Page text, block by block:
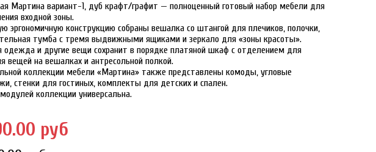
Мартина вариант-1, дуб крафт/графит — полноценный готовый набор мебели для
входной зоны.
эргономичную конструкцию собраны вешалка со штангой для плечиков, полочки,
тумба с тремя выдвижными ящиками и зеркало для «зоны красоты».
одежда и другие вещи сохранит в порядке платяной шкаф с отделением для
вещей на вешалках и антресольной полкой.
коллекции мебели «Мартина» также представлены комоды, угловые
стенки для гостиных, комплекты для детских и спален.
коллекции универсальна.
руб